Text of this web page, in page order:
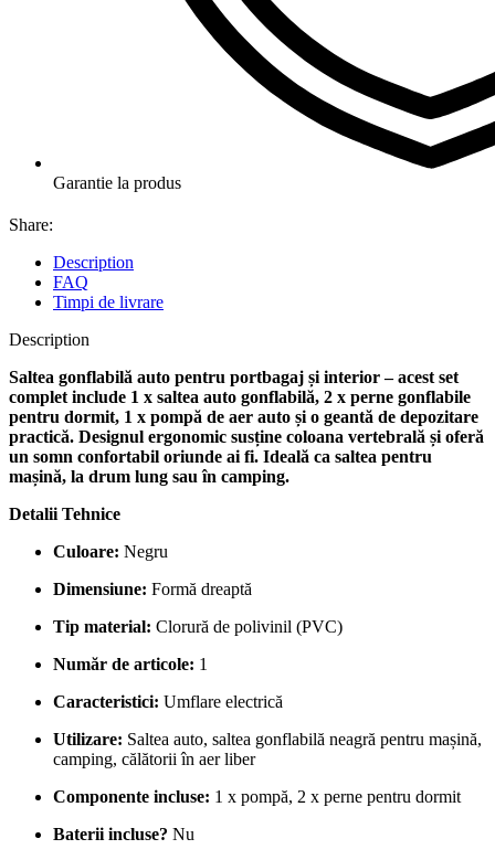
Garantie la produs
Share:
Description
FAQ
Timpi de livrare
Description
Saltea gonflabilă auto pentru portbagaj și interior – acest set
complet include 1 x saltea auto gonflabilă, 2 x perne gonflabile
pentru dormit, 1 x pompă de aer auto și o geantă de depozitare
practică. Designul ergonomic susține coloana vertebrală și oferă
un somn confortabil oriunde ai fi. Ideală ca saltea pentru
mașină, la drum lung sau în camping.
Detalii Tehnice
Culoare: Negru
Dimensiune: Formă dreaptă
Tip material: Clorură de polivinil (PVC)
Număr de articole: 1
Caracteristici: Umflare electrică
Utilizare: Saltea auto, saltea gonflabilă neagră pentru mașină,
camping, călătorii în aer liber
Componente incluse: 1 x pompă, 2 x perne pentru dormit
Baterii incluse? Nu